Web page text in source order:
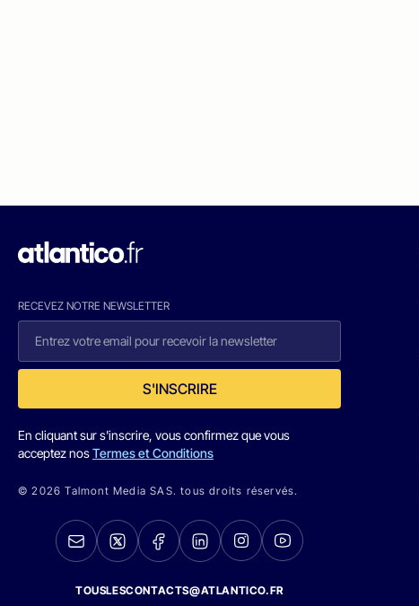
RECEVEZ NOTRE NEWSLETTER
S'INSCRIRE
En cliquant sur s'inscrire, vous confirmez que vous
acceptez nosTermes et Conditions
© 2026 Talmont Media SAS. tous droits réservés.
TOUSLESCONTACTS@ATLANTICO.FR